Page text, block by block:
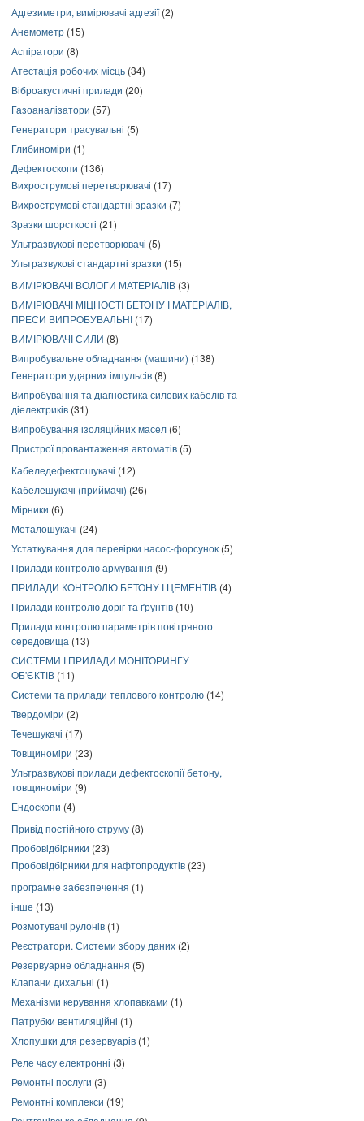
Адгезиметри, вимірювачі адгезії(2)
Анемометр (15)
Аспіратори (8)
Атестація робочих місць (34)
Віброакустичні прилади (20)
Газоаналізатори (57)
Генератори трасувальні (5)
Глибиноміри (1)
Дефектоскопи (136)
Вихрострумові перетворювачі (17)
Вихрострумові стандартні зразки (7)
Зразки шорсткості (21)
Ультразвукові перетворювачі (5)
Ультразвукові стандартні зразки (15)
ВИМІРЮВАЧІ ВОЛОГИ МАТЕРІАЛІВ (3)
ВИМІРЮВАЧІ МІЦНОСТІ БЕТОНУ І МАТЕРІАЛІВ,
ПРЕСИ ВИПРОБУВАЛЬНІ (17)
ВИМІРЮВАЧІ СИЛИ (8)
Випробувальне обладнання (машини) (138)
Генератори ударних імпульсів (8)
Випробування та діагностика силових кабелів та
діелектриків (31)
Випробування ізоляційних масел (6)
Пристрої провантаження автоматів (5)
Кабеледефектошукачі (12)
Кабелешукачі (приймачі) (26)
Мірники (6)
Металошукачі (24)
Устаткування для перевірки насос-форсунок (5)
Прилади контролю армування (9)
ПРИЛАДИ КОНТРОЛЮ БЕТОНУ І ЦЕМЕНТІВ (4)
Прилади контролю доріг та ґрунтів (10)
Прилади контролю параметрів повітряного
середовища (13)
СИСТЕМИ І ПРИЛАДИ МОНІТОРИНГУ
ОБ'ЄКТІВ (11)
Системи та прилади теплового контролю (14)
Твердоміри (2)
Течешукачі (17)
Товщиноміри (23)
Ультразвукові прилади дефектоскопії бетону,
товщиноміри (9)
Ендоскопи (4)
Привід постійного струму (8)
Пробовідбірники (23)
Пробовідбірники для нафтопродуктів (23)
програмне забезпечення (1)
інше (13)
Розмотувачі рулонів (1)
Реєстратори. Системи збору даних (2)
Резервуарне обладнання (5)
Клапани дихальні (1)
Механізми керування хлопавками (1)
Патрубки вентиляційні (1)
Хлопушки для резервуарів (1)
Реле часу електронні (3)
Ремонтні послуги (3)
Ремонтні комплекси (19)